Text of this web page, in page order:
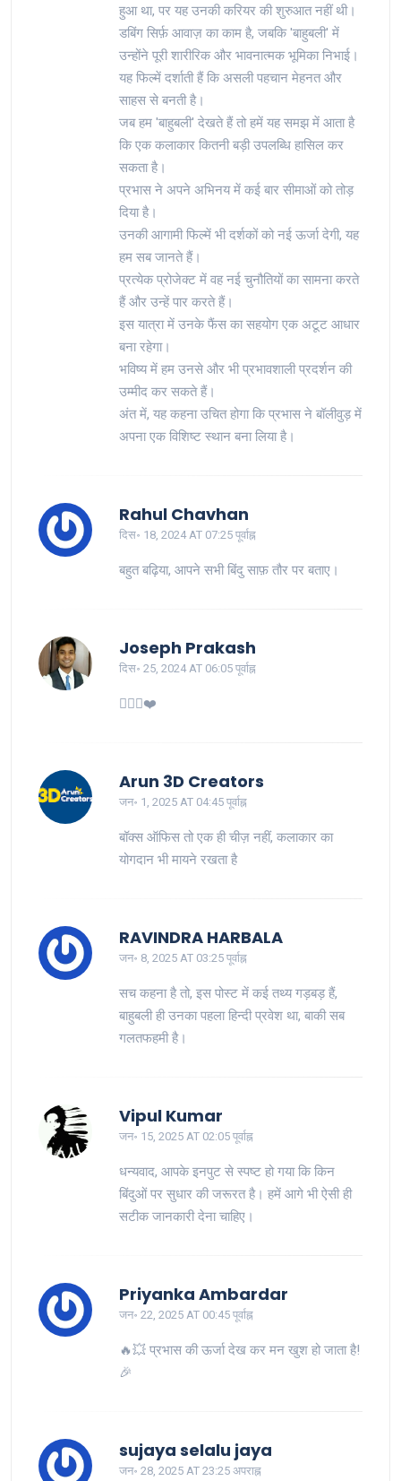
हुआ था, पर यह उनकी करियर की शुरुआत नहीं थी।
डबिंग सिर्फ़ आवाज़ का काम है, जबकि 'बाहुबली' में
उन्होंने पूरी शारीरिक और भावनात्मक भूमिका निभाई।
यह फिल्में दर्शाती हैं कि असली पहचान मेहनत और
साहस से बनती है।
जब हम 'बाहुबली' देखते हैं तो हमें यह समझ में आता है
कि एक कलाकार कितनी बड़ी उपलब्धि हासिल कर
सकता है।
प्रभास ने अपने अभिनय में कई बार सीमाओं को तोड़
दिया है।
उनकी आगामी फिल्में भी दर्शकों को नई ऊर्जा देगी, यह
हम सब जानते हैं।
प्रत्येक प्रोजेक्ट में वह नई चुनौतियों का सामना करते
हैं और उन्हें पार करते हैं।
इस यात्रा में उनके फैंस का सहयोग एक अटूट आधार
बना रहेगा।
भविष्य में हम उनसे और भी प्रभावशाली प्रदर्शन की
उम्मीद कर सकते हैं।
अंत में, यह कहना उचित होगा कि प्रभास ने बॉलीवुड़ में
अपना एक विशिष्ट स्थान बना लिया है।
Rahul Chavhan
दिस॰ 18, 2024 AT 07:25 पूर्वाह्न
बहुत बढ़िया, आपने सभी बिंदु साफ़ तौर पर बताए।
Joseph Prakash
दिस॰ 25, 2024 AT 06:05 पूर्वाह्न
👍🏼✨❤️
Arun 3D Creators
जन॰ 1, 2025 AT 04:45 पूर्वाह्न
बॉक्स ऑफिस तो एक ही चीज़ नहीं, कलाकार का
योगदान भी मायने रखता है
RAVINDRA HARBALA
जन॰ 8, 2025 AT 03:25 पूर्वाह्न
सच कहना है तो, इस पोस्ट में कई तथ्य गड़बड़ हैं,
बाहुबली ही उनका पहला हिन्दी प्रवेश था, बाकी सब
गलतफहमी है।
Vipul Kumar
जन॰ 15, 2025 AT 02:05 पूर्वाह्न
धन्यवाद, आपके इनपुट से स्पष्ट हो गया कि किन
बिंदुओं पर सुधार की जरूरत है। हमें आगे भी ऐसी ही
सटीक जानकारी देना चाहिए।
Priyanka Ambardar
जन॰ 22, 2025 AT 00:45 पूर्वाह्न
🔥💥 प्रभास की ऊर्जा देख कर मन खुश हो जाता है!
🎉
sujaya selalu jaya
जन॰ 28, 2025 AT 23:25 अपराह्न